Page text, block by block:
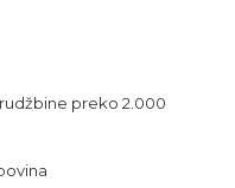
preko 2.000